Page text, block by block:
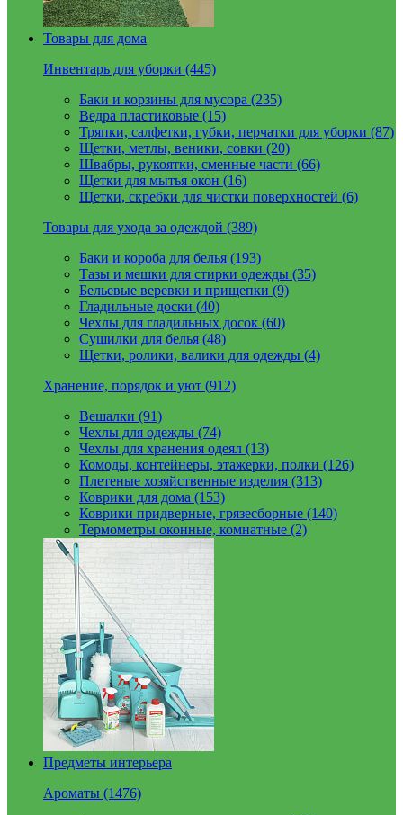
Товары для дома
Инвентарь для уборки (445)
Баки и корзины для мусора (235)
Ведра пластиковые (15)
Тряпки, салфетки, губки, перчатки для уборки (87)
Щетки, метлы, веники, совки (20)
Швабры, рукоятки, сменные части (66)
Щетки для мытья окон (16)
Щетки, скребки для чистки поверхностей (6)
Товары для ухода за одеждой (389)
Баки и короба для белья (193)
Тазы и мешки для стирки одежды (35)
Бельевые веревки и прищепки (9)
Гладильные доски (40)
Чехлы для гладильных досок (60)
Сушилки для белья (48)
Щетки, ролики, валики для одежды (4)
Хранение, порядок и уют (912)
Вешалки (91)
Чехлы для одежды (74)
Чехлы для хранения одеял (13)
Комоды, контейнеры, этажерки, полки (126)
Плетеные хозяйственные изделия (313)
Коврики для дома (153)
Коврики придверные, грязесборные (140)
Термометры оконные, комнатные (2)
Предметы интерьера
Ароматы (1476)